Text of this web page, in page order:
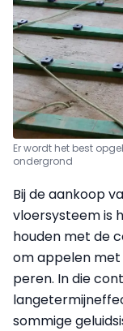
Er wordt het best
ondergrond
Bij de aankoop
vloersysteem is
houden met de
om appelen
peren. In die
sommige